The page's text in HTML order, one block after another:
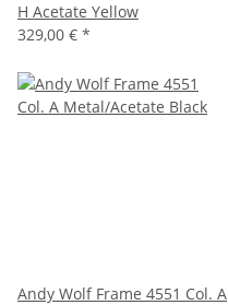
H Acetate Yellow
329,00 € *
Andy Wolf Frame 4551 Col. A